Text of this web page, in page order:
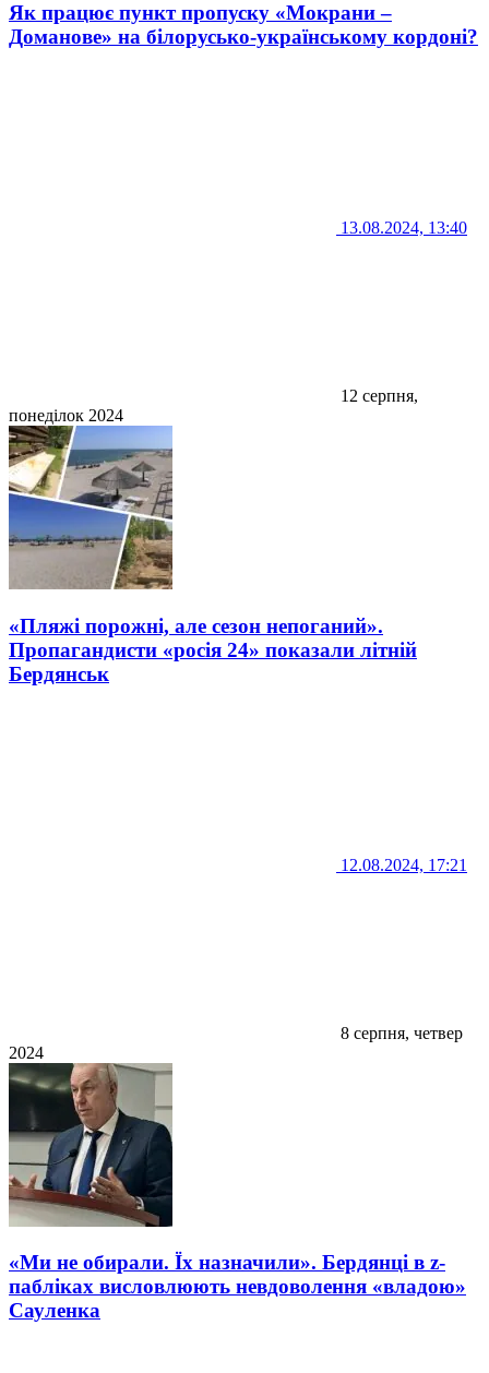
Як працює пункт пропуску «Мокрани –
Доманове» на білорусько-українському кордоні?
13.08.2024, 13:40
12 серпня,
понеділок 2024
«Пляжі порожні, але сезон непоганий».
Пропагандисти «росія 24» показали літній
Бердянськ
12.08.2024, 17:21
8 серпня, четвер
2024
«Ми не обирали. Їх назначили». Бердянці в z-
пабліках висловлюють невдоволення «владою»
Сауленка